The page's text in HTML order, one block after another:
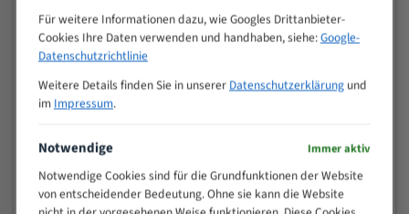
M (mm)
Zähne pro
Zoll (ZpZ))
>
10/14
15 - 40
8/12
25 - 50
35 - 70
80 - 180
3/4
130 -
Für weitere Informationen dazu, wie Googles Drittanbieter-
Cookies Ihre Daten verwenden und handhaben, siehe:Google-
Datenschutzrichtlinie
Weitere Details finden Sie in unserer Datenschutzerklärungund
im Impressum.
Notwendige Immer aktiv
Notwendige Cookies sind für die Grundfunktionen der Website
von entscheidender Bedeutung. Ohne sie kann die Website